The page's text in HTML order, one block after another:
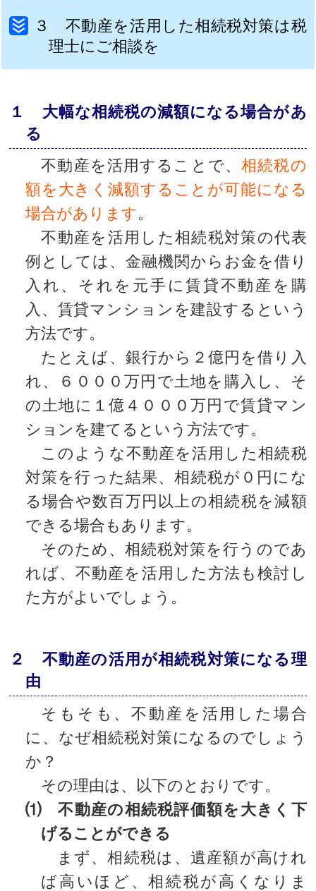
３ 不動産を活用した相続税対策は税
理士にご相談を
１ 大幅な相続税の減額になる場合があ
る
不動産を活用することで、相続税の
額を大きく減額することが可能になる
場合があります。
不動産を活用した相続税対策の代表
例としては、金融機関からお金を借り
入れ、それを元手に賃貸不動産を購
入、賃貸マンションを建設するという
方法です。
たとえば、銀行から２億円を借り入
れ、６０００万円で土地を購入し、そ
の土地に１億４０００万円で賃貸マン
ションを建てるという方法です。
このような不動産を活用した相続税
対策を行った結果、相続税が０円にな
る場合や数百万円以上の相続税を減額
できる場合もあります。
そのため、相続税対策を行うのであ
れば、不動産を活用した方法も検討し
た方がよいでしょう。
２ 不動産の活用が相続税対策になる理
由
そもそも、不動産を活用した場合
に、なぜ相続税対策になるのでしょう
か？
その理由は、以下のとおりです。
⑴ 不動産の相続税評価額を大きく下
げることができる
まず、相続税は、遺産額が高けれ
ば高いほど、相続税が高くなりま